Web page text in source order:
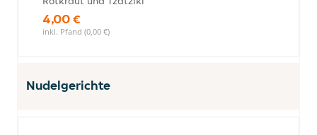
4,00 €
inkl. Pfand (0,00 €)
Nudelgerichte